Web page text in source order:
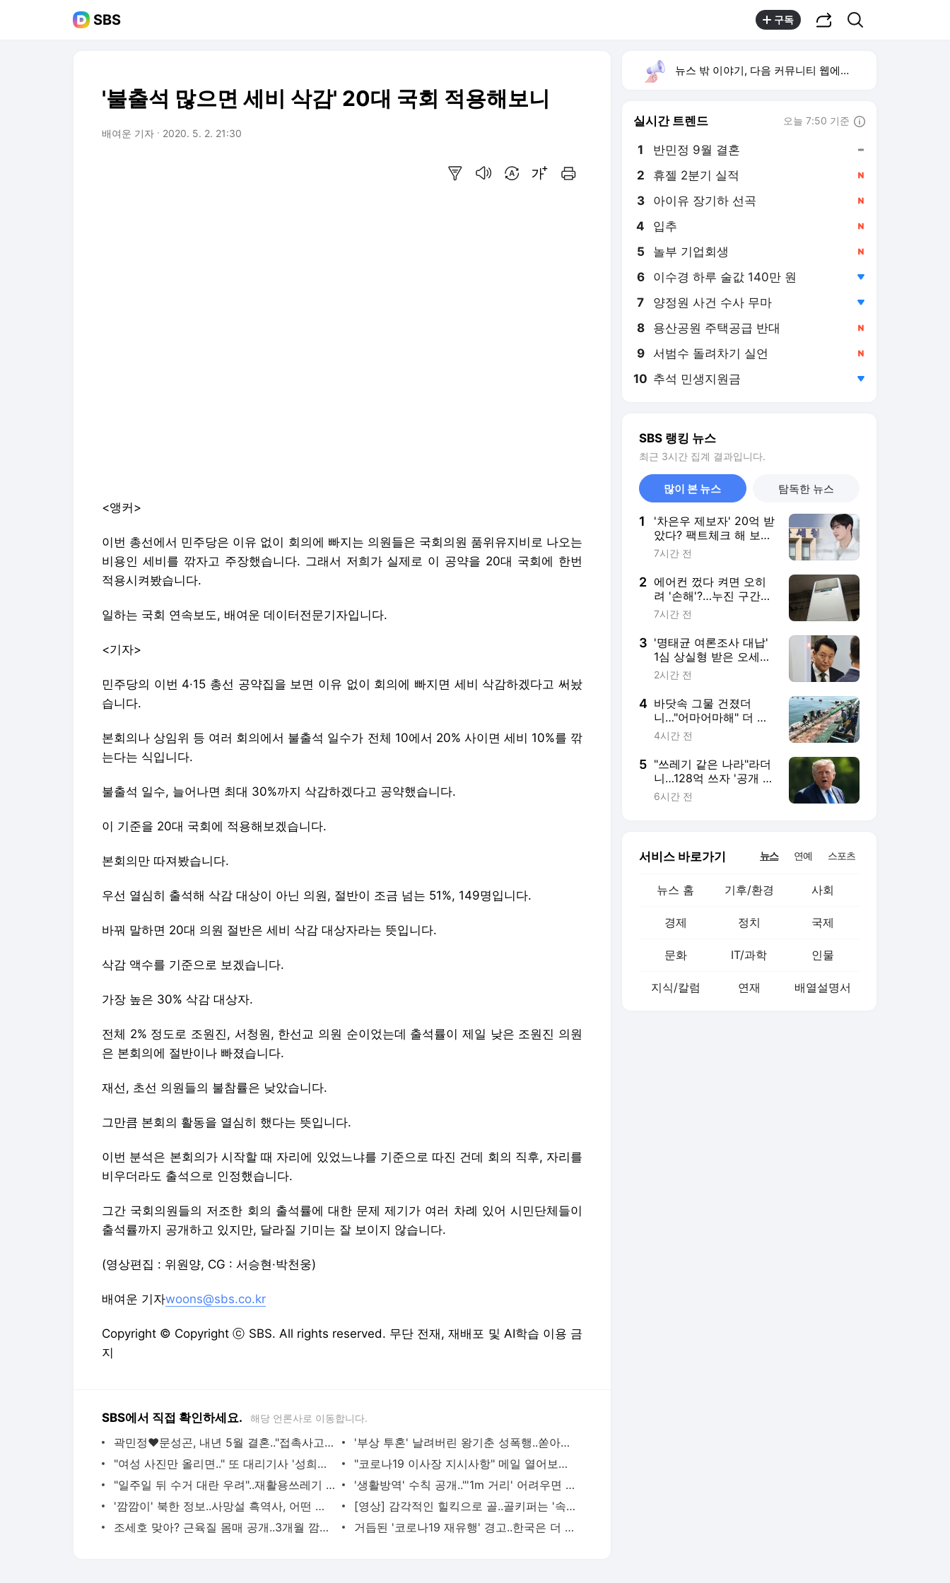
SBS 구독
'불출석 많으면 세비 삭감' 20대 국회 적용해보니
배여운 기자 2020. 5. 2. 21:30
<앵커>
이번 총선에서 민주당은 이유 없이 회의에 빠지는 의원들은 국회의원 품위유지비로 나오는
비용인 세비를 깎자고 주장했습니다. 그래서 저희가 실제로 이 공약을 20대 국회에 한번
적용시켜봤습니다.
일하는 국회 연속보도, 배여운 데이터전문기자입니다.
<기자>
민주당의 이번 4·15 총선 공약집을 보면 이유 없이 회의에 빠지면 세비 삭감하겠다고 써놨
습니다.
본회의나 상임위 등 여러 회의에서 불출석 일수가 전체 10에서 20% 사이면 세비 10%를 깎
는다는 식입니다.
불출석 일수, 늘어나면 최대 30%까지 삭감하겠다고 공약했습니다.
이 기준을 20대 국회에 적용해보겠습니다.
본회의만 따져봤습니다.
우선 열심히 출석해 삭감 대상이 아닌 의원, 절반이 조금 넘는 51%, 149명입니다.
바꿔 말하면 20대 의원 절반은 세비 삭감 대상자라는 뜻입니다.
삭감 액수를 기준으로 보겠습니다.
가장 높은 30% 삭감 대상자.
전체 2% 정도로 조원진, 서청원, 한선교 의원 순이었는데 출석률이 제일 낮은 조원진 의원
은 본회의에 절반이나 빠졌습니다.
재선, 초선 의원들의 불참률은 낮았습니다.
그만큼 본회의 활동을 열심히 했다는 뜻입니다.
이번 분석은 본회의가 시작할 때 자리에 있었느냐를 기준으로 따진 건데 회의 직후, 자리를
비우더라도 출석으로 인정했습니다.
그간 국회의원들의 저조한 회의 출석률에 대한 문제 제기가 여러 차례 있어 시민단체들이
출석률까지 공개하고 있지만, 달라질 기미는 잘 보이지 않습니다.
(영상편집 : 위원양, CG : 서승현·박천웅)
배여운 기자woons@sbs.co.kr
Copyright © Copyright ⓒ SBS. All rights reserved. 무단 전재, 재배포 및 AI학습 이용 금
지
SBS에서 직접 확인하세요. 해당 언론사로 이동합니다.
곽민정♥문성곤, 내년 5월 결혼.."접촉사고가 부른 사랑"
'부상 투혼' 날려버린 왕기춘 성폭행..쏟아진 과거 행적
"여성 사진만 올리면.." 또 대리기사 '성희롱 대화방'
"코로나19 이사장 지시사항" 메일 열어보니 '해킹'
"일주일 뒤 수거 대란 우려"..재활용쓰레기 산더미
'생활방역' 수칙 공개.."'1m 거리' 어려우면 꼭 마스크"
'깜깜이' 북한 정보..사망설 흑역사, 어떤 게 있었나
[영상] 감각적인 힐킥으로 골..골키퍼는 '속수무책'
조세호 맞아? 근육질 몸매 공개..3개월 깜짝 운동 효과
거듭된 '코로나19 재유행' 경고..한국은 더 취약?
뉴스 밖 이야기, 다음 커뮤니티 웹에서 보기
실시간 트렌드 오늘 7:50 기준
1 반민정 9월 결혼
2 휴젤 2분기 실적
4 입추
5 놀부 기업회생
6 이수경 하루 술값 140만 원
7 양정원 사건 수사 무마
8 용산공원 주택공급 반대
9 서범수 돌려차기 실언
10 추석 민생지원금
SBS 랭킹 뉴스
최근 3시간 집계 결과입니다.
많이 본 뉴스 탐독한 뉴스
1
'차은우 제보자' 20억 받
았다? 팩트체크 해 보니
[사실은]
7시간 전
2 에어컨 껐다 켜면 오히
려 '손해'?…누진 구간
피하려면 [친절한 경제]
7시간 전
3 '명태균 여론조사 대납'
1심 상실형 받은 오세
훈…항소심 21일 시작
2시간 전
4 바닷속 그물 건졌더
니…"어마어마해" 더 밀
려온다
4시간 전
5 "쓰레기 같은 나라"라더
니…128억 쓰자 '공개 찬
사'
6시간 전
서비스 바로가기 뉴스 연예 스포츠
뉴스 홈 기후/환경 사회
경제 정치 국제
문화 IT/과학 인물
지식/칼럼 연재 배열설명서